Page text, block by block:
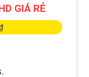
GIÁ RẺ